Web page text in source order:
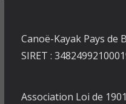
Canoë-Kayak Pays de
SIRET :
Association Loi de